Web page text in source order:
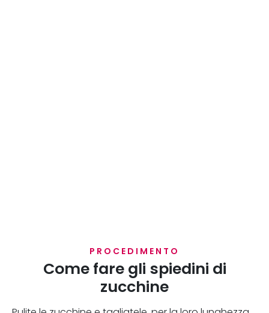
PROCEDIMENTO
Come fare gli spiedini di
zucchine